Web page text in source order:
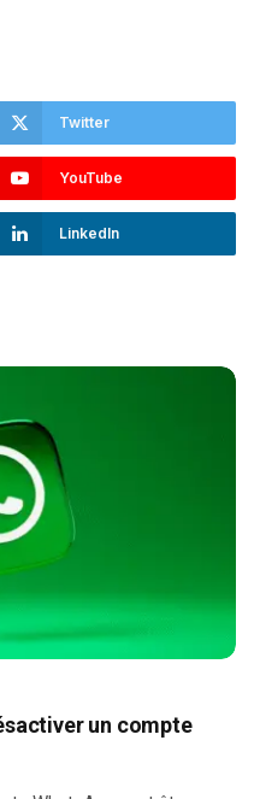
Twitter
YouTube
LinkedIn
un compte